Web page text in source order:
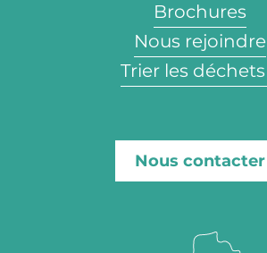
Brochures
Nous rejoindre
Trier les déchets
Nous contacter